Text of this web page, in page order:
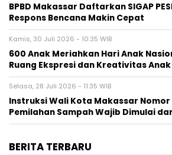
BPBD Makassar Daftarkan SIGAP
Respons Bencana Makin Cepat
Kamis, 30 Juli 2026 - 10:35 WIB
600 Anak Meriahkan Hari Anak
Ruang Ekspresi dan Kreativitas
Selasa, 28 Juli 2026 - 11:35 WIB
Instruksi Wali Kota Makassar Nomor
Pemilahan Sampah Wajib Dimulai
BERITA TERBARU